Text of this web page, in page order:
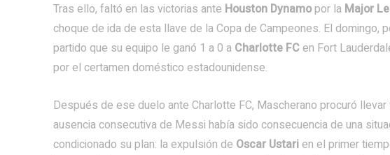
Tras ello, faltó en las victorias ante Houston Dynamopor la Major
choque de ida de esta llave de la Copa de Campeones. El domingo,
partido que su equipo le ganó 1 a 0 a Charlotte FCen Fort
por el certamen doméstico estadounidense.
Después de ese duelo ante Charlotte FC, Mascherano procuró
ausencia consecutiva de Messi había sido consecuencia de una
condicionado su plan: la expulsión de Oscar Ustarien el primer